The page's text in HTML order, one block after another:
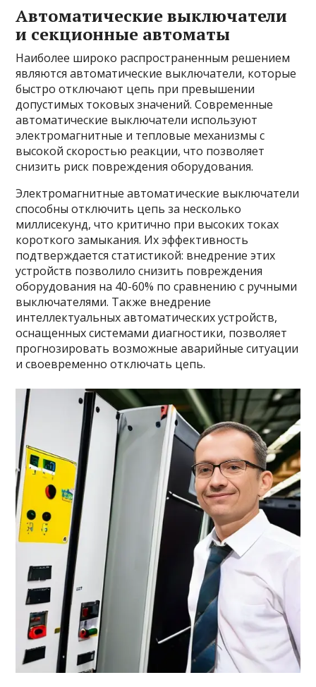
Автоматические выключатели
и секционные автоматы
Наиболее широко распространенным решением
являются автоматические выключатели, которые
быстро отключают цепь при превышении
допустимых токовых значений. Современные
автоматические выключатели используют
электромагнитные и тепловые механизмы с
высокой скоростью реакции, что позволяет
снизить риск повреждения оборудования.
Электромагнитные автоматические выключатели
способны отключить цепь за несколько
миллисекунд, что критично при высоких токах
короткого замыкания. Их эффективность
подтверждается статистикой: внедрение этих
устройств позволило снизить повреждения
оборудования на 40-60% по сравнению с ручными
выключателями. Также внедрение
интеллектуальных автоматических устройств,
оснащенных системами диагностики, позволяет
прогнозировать возможные аварийные ситуации
и своевременно отключать цепь.